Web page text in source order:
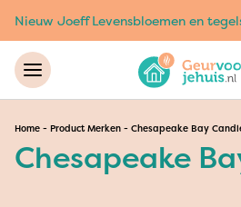
Nieuw Joeff Levensbloemen en
Home - Product Merken - Chesapeake Bay
Chesapeake